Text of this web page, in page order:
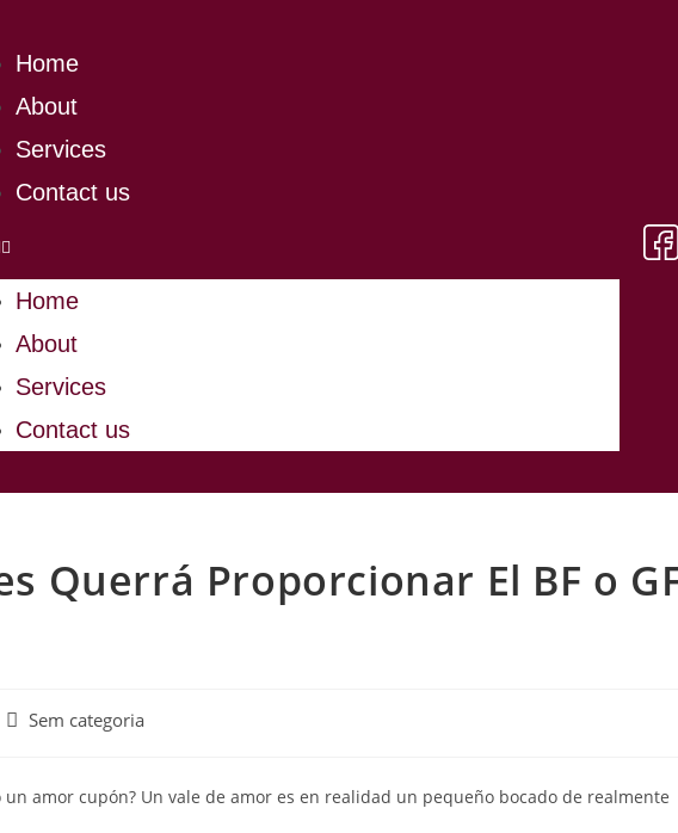
Home
About
Services
Contact us
Home
About
Services
Contact us
Querrá Proporcionar El BF o
Sem categoria
amor cupón? Un vale de amor es en realidad un pequeño bocado de realmente